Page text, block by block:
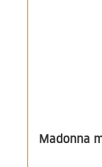
Madonna